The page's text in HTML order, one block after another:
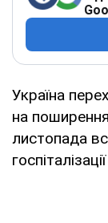
Україна
на
листопада